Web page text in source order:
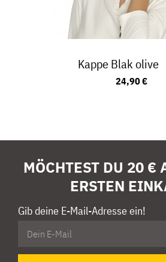
Kappe Blak olive
24,90 €
MÖCHTEST DU 20 €
ERSTEN
Gib deine E-Mail-Adresse ein!